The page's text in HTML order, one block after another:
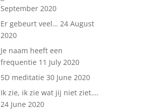
September 2020
Er gebeurt veel… 24 August
2020
Je naam heeft een
frequentie 11 July 2020
5D meditatie 30 June 2020
Ik zie, ik zie wat jij niet ziet….
24 June 2020